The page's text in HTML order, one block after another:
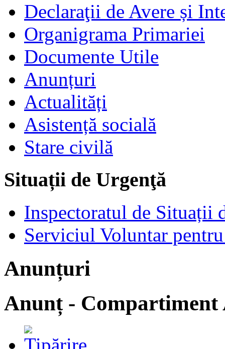
Declaraţii de Avere și
Organigrama Primariei
Documente Utile
Anunțuri
Actualități
Asistență socială
Stare civilă
Situații de Urgenţă
Inspectoratul de Situații
Serviciul Voluntar
Anunțuri
Anunț - Compartiment